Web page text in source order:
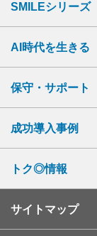
SMILEシリーズ
AI時代を生きる
保守・サポート
成功導入事例
トク◎情報
サイトマップ